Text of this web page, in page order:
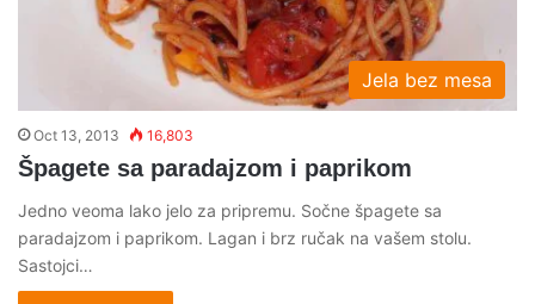
Jela bez mesa
Oct 13, 2013 16,803
Špagete sa paradajzom i paprikom
Jedno veoma lako jelo za pripremu. Sočne špagete sa
paradajzom i paprikom. Lagan i brz ručak na vašem stolu.
Sastojci…